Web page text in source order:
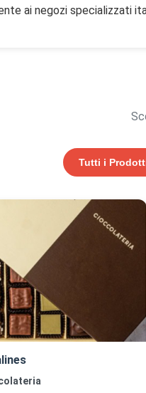
ai negozi specializzati
Tutti i